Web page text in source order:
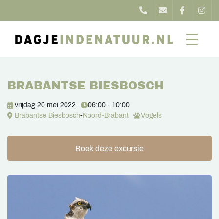
BRABANTSE BIESBOSCH
vrijdag 20 mei 2022
06:00 - 10:00
Brabantse Biesbosch-Noord-Brabant Vogels
Boek deze excursie